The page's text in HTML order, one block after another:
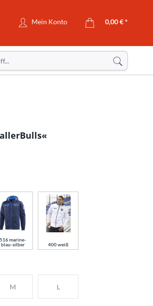
Mein Konto 0,00 € *
516 marine-
blau-silber
400 weiß
M L